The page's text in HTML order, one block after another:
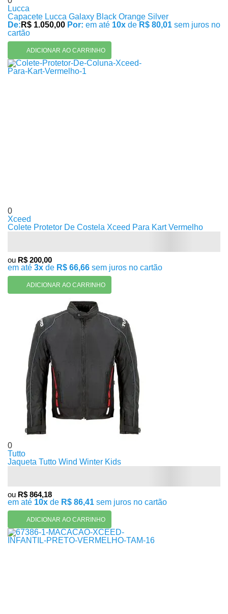
Lucca
Capacete Lucca Galaxy Black Orange Silver
De: R$ 1.050,00 Por: em até 10x de R$ 80,01 sem juros no
cartão
ADICIONAR AO CARRINHO
0
Xceed
Colete Protetor De Costela Xceed Para Kart Vermelho
ou R$ 200,00
em até 3x de R$ 66,66 sem juros no cartão
ADICIONAR AO CARRINHO
0
Tutto
Jaqueta Tutto Wind Winter Kids
ou R$ 864,18
em até 10x de R$ 86,41 sem juros no cartão
ADICIONAR AO CARRINHO